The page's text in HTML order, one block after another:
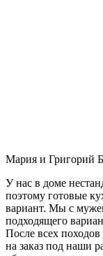
Мария и Григорий
У нас в доме
поэтому готовые
вариант. Мы с
подходящего
После всех
на заказ под наши